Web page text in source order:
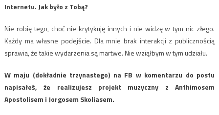
Internetu. Jak było z Tobą?
Nie robię tego, choć nie krytykuję innych i nie widzę w tym nic złego.
Każdy ma własne podejście. Dla mnie brak interakcji z publicznością
sprawia, że takie wydarzenia są martwe. Nie wziąłbym w tym udziału.
W maju (dokładnie trzynastego) na FB w komentarzu do postu
napisałeś, że realizujesz projekt muzyczny z Anthimosem
Apostolisem i Jorgosem Skoliasem.